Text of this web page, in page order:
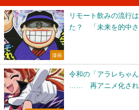
漫画
リモート飲みの流行
た？ 「未来を的中
令和の「アラレちゃ
…… 再アニメ化され